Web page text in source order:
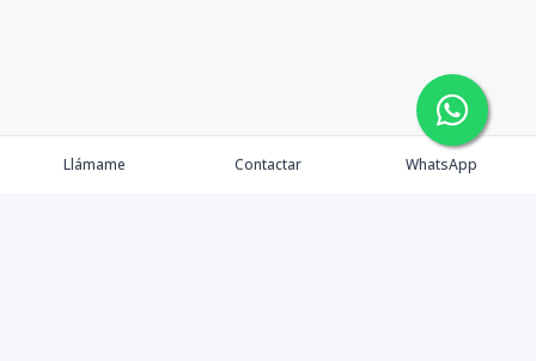
Llámame Contactar WhatsApp